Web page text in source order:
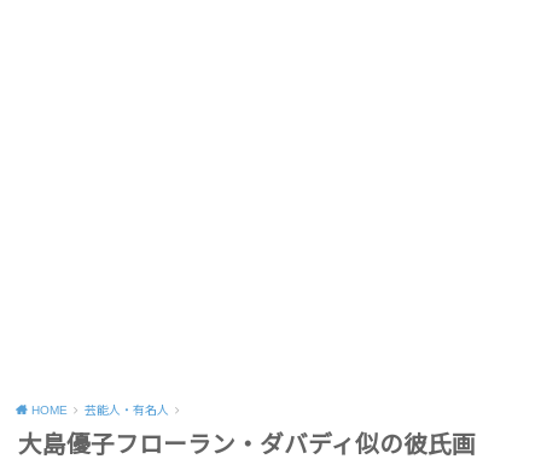
HOME 芸能人・有名人
大島優子フローラン・ダバディ似の彼氏画